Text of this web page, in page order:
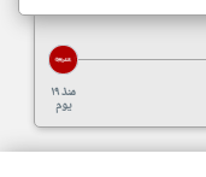
منذ ١٩
يوم